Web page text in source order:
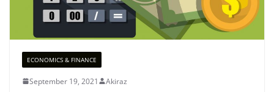
ECONOMICS & FINANCE
September 19, 2021 Akiraz